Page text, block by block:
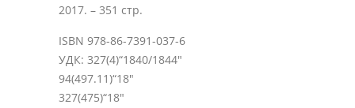
2017. – 351 стр.
ISBN 978-86-7391-037-6
УДК: 327(4)“1840/1844″
94(497.11)“18″
327(475)“18″